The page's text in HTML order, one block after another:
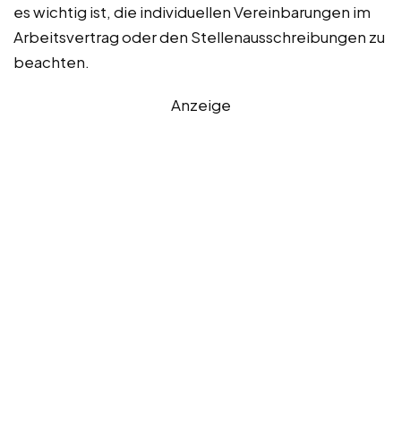
es wichtig ist, die individuellen Vereinbarungen im
Arbeitsvertrag oder den Stellenausschreibungen zu
beachten.
Anzeige